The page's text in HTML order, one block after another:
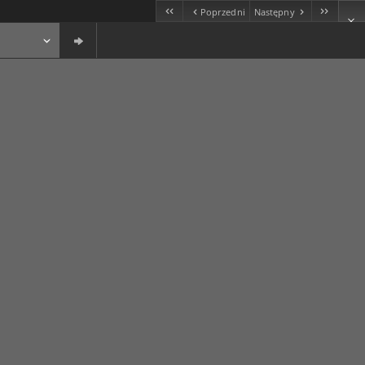
Poprzedni Następny